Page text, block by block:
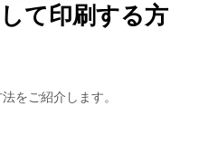
て印刷する方
をご紹介します。